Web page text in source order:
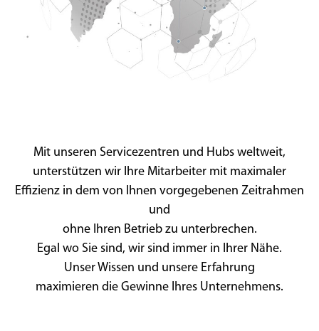
Mit unseren Servicezentren und Hubs weltweit,
unterstützen wir Ihre Mitarbeiter mit maximaler
Effizienz in dem von Ihnen vorgegebenen Zeitrahmen
und
ohne Ihren Betrieb zu unterbrechen.
Egal wo Sie sind, wir sind immer in Ihrer Nähe.
Unser Wissen und unsere Erfahrung
maximieren die Gewinne Ihres Unternehmens.